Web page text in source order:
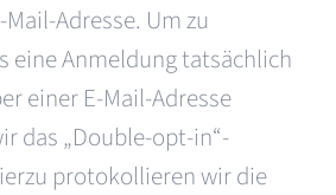
Adresse. Um zu
eine Anmeldung tatsächlich
einer E-Mail-Adresse
das „Double-opt-in“-
protokollieren wir die